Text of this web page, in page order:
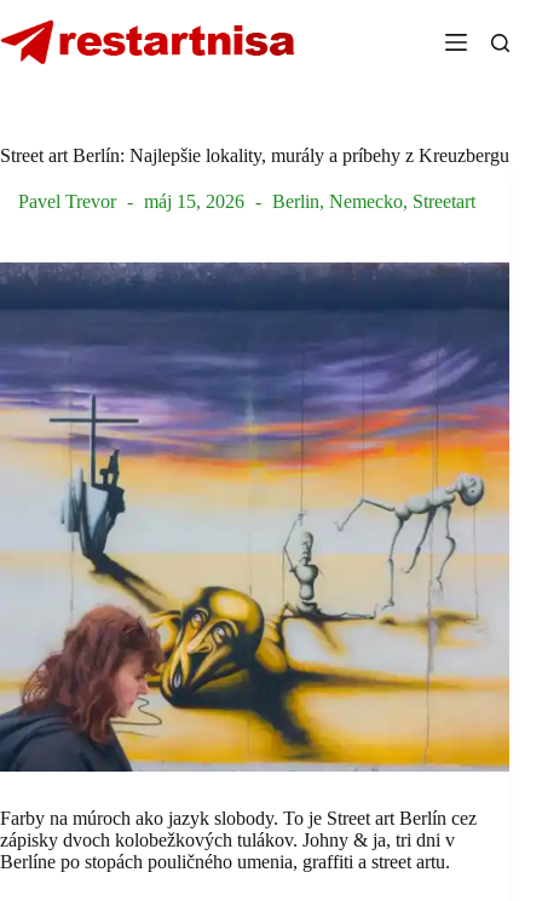
to
content
Street art Berlín: Najlepšie lokality, murály a príbehy z Kreuzbergu
Pavel Trevor máj 15, 2026 Berlin, Nemecko, Streetart
Farby na múroch ako jazyk slobody. To je Street art Berlín cez
zápisky dvoch kolobežkových tulákov. Johny & ja, tri dni v
Berlíne po stopách pouličného umenia, graffiti a street artu.